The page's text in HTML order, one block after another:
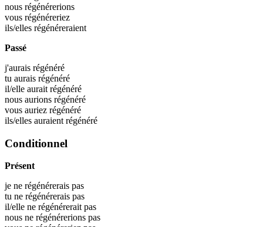
nous régénérerions
vous régénéreriez
ils/elles régénéreraient
Passé
j'aurais régénéré
tu aurais régénéré
il/elle aurait régénéré
nous aurions régénéré
vous auriez régénéré
ils/elles auraient régénéré
Conditionnel
Présent
je ne régénérerais pas
tu ne régénérerais pas
il/elle ne régénérerait pas
nous ne régénérerions pas